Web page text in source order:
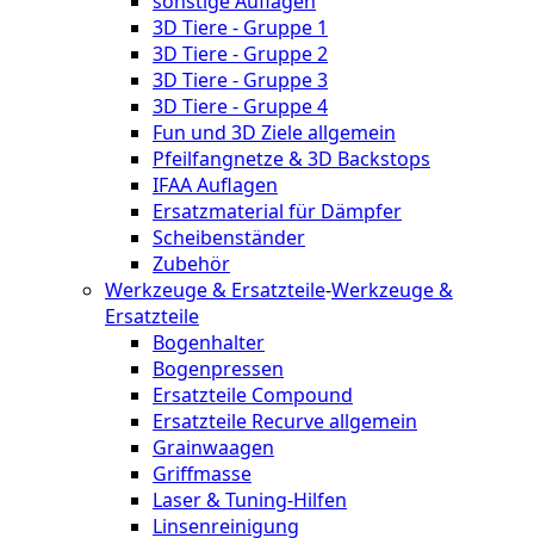
3D Tiere - Gruppe 1
3D Tiere - Gruppe 2
3D Tiere - Gruppe 3
3D Tiere - Gruppe 4
Fun und 3D Ziele allgemein
Pfeilfangnetze & 3D Backstops
IFAA Auflagen
Ersatzmaterial für Dämpfer
Scheibenständer
Zubehör
Werkzeuge & Ersatzteile-Werkzeuge &
Ersatzteile
Bogenhalter
Bogenpressen
Ersatzteile Compound
Ersatzteile Recurve allgemein
Grainwaagen
Griffmasse
Laser & Tuning-Hilfen
Linsenreinigung